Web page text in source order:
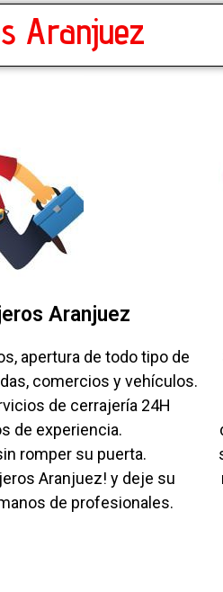
Aranjuez
Aranjuez
apertura de todo tipo de
comercios y vehículos.
de cerrajería 24H
de experiencia.
romper su puerta.
Aranjuez! y deje su
de profesionales.